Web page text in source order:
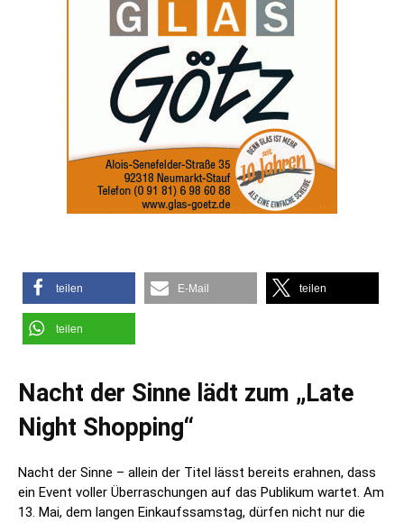
teilen E-Mail teilen
teilen
Nacht der Sinne lädt zum „Late
Night Shopping“
Nacht der Sinne – allein der Titel lässt bereits erahnen, dass
ein Event voller Überraschungen auf das Publikum wartet. Am
13. Mai, dem langen Einkaufssamstag, dürfen nicht nur die